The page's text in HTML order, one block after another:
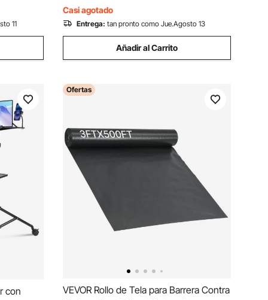
11
Oficina
Casi agotado
Entrega: tan pronto como Jue.Agosto 13
Añadir al Carrito
con
Ofertas
VEVOR Rollo de Tela para Barrera Contra